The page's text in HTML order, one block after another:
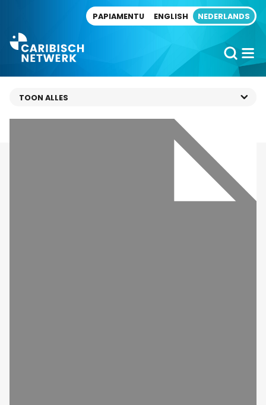
PAPIAMENTU ENGLISH NEDERLANDS